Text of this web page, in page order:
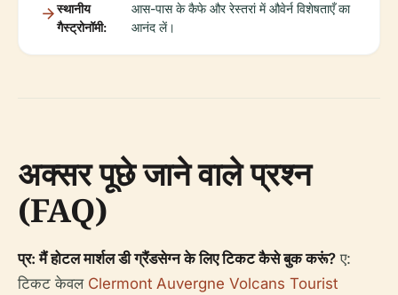
स्थानीय
गैस्ट्रोनॉमी:
आस-पास के कैफे और रेस्तरां में औवेर्न विशेषताएँ का
आनंद लें।
अक्सर पूछे जाने वाले प्रश्न
(FAQ)
प्र: मैं होटल मार्शल डी ग्रैंडसेग्न के लिए टिकट कैसे बुक करूं? ए:
टिकट केवल Clermont Auvergne Volcans Tourist